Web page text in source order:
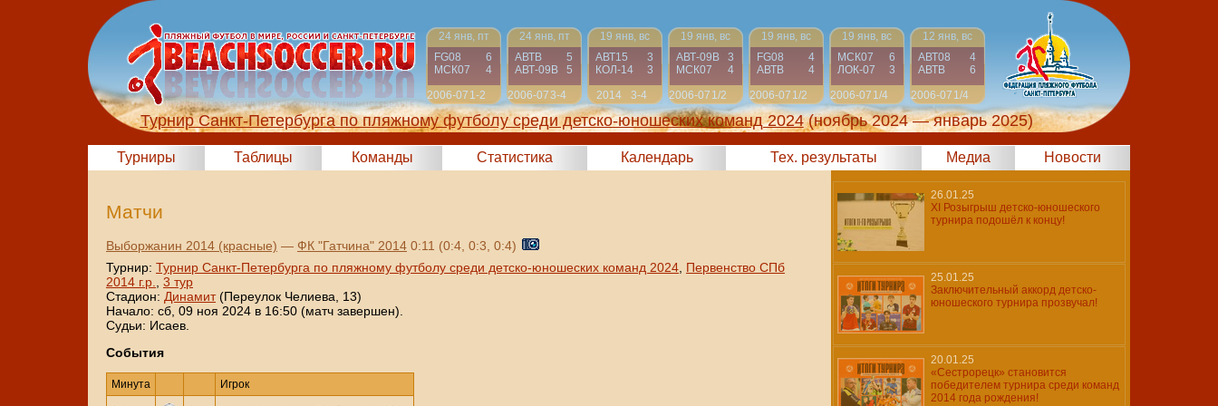
24 янв, пт
FG08
6
МСК07
4
2006-07 1-2
24 янв, пт
АВТВ
5
АВТ-09B
5
2006-073-4
19 янв, вс
АВТ15
3
КОЛ-14
3
2014
3-4
19 янв, вс
АВТ-09B
3
МСК07
4
2006-07 1/2
19 янв, вс
FG08
4
АВТВ
4
2006-07 1/2
19 янв, вс
МСК07
6
ЛОК-07
3
2006-07 1/4
12 янв, вс
АВТ08
4
АВТВ
6
2006-07 1/4
Турнир Санкт-Петербурга по пляжному футболу среди детско-юношеских команд 2024 (ноябрь 2024 — январь 2025)
Турниры Таблицы Команды Статистика Календарь Тех. результаты Медиа Новости
Матчи
Выборжанин 2014 (красные) — ФК "Гатчина" 2014 0:11 (0:4, 0:3, 0:4)
Турнир: Турнир Санкт-Петербурга по пляжному футболу среди детско-юношеских команд 2024 Первенство СПб
2014 г.р.
3 тур
Стадион: Динамит(Переулок Челиева, 13)
Начало: сб, 09 ноя 2024 в 16:50 (матч завершен).
Судьи: Исаев.
События
Минута Игрок
26.01.25
XI Розыгрыш детско-юношеского
турнира подошёл к концу!
25.01.25
Заключительный аккорд детско-
юношеского турнира прозвучал!
20.01.25
«Сестрорецк» становится
победителем турнира среди команд
2014 года рождения!